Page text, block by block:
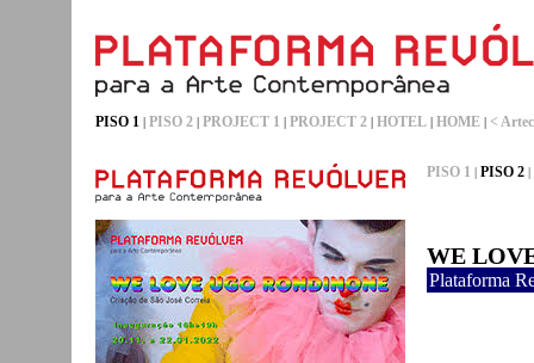
PISO 1 | PISO 2 | PROJECT 1 | PROJECT 2 | HOTEL | HOME | <
PISO 1 | PISO 2 |
WE
Plataforma